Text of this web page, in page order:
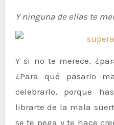
Y ninguna de ellas te
Y si no te merece,
¿Para qué pasarlo
celebrarlo, porque
librarte de la mala
se te pega y te hace